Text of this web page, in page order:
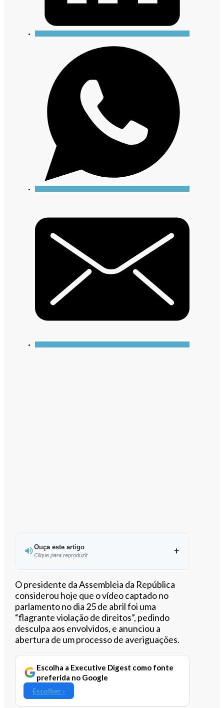
Ouça este artigo
Clique para reproduzir
Ouvir este artigo
O presidente da Assembleia da República
considerou hoje que o vídeo captado no
parlamento no dia 25 de abril foi uma
“flagrante violação de direitos”, pedindo
desculpa aos envolvidos, e anunciou a
abertura de um processo de averiguações.
Escolha a Executive Digest como fonte
preferida no Google
Escolher ›